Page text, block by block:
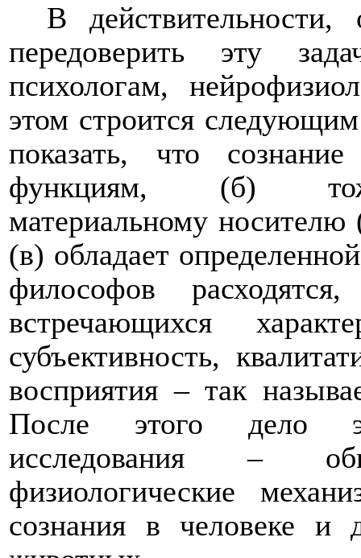
В действительности,
передоверить эту
психологам,
этом строится
показать, что
функциям, (б)
материальному носителю
(в) обладает
философов
встречающихся
субъективность,
восприятия – так
После этого дело
исследования –
физиологические
сознания в человеке и